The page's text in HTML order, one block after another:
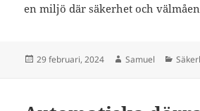
en miljö där säkerhet och
Postat
29 februari, 2024 Författare
Samuel